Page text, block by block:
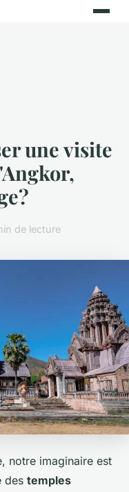
une visite
de lecture
notre imaginaire est
des temples